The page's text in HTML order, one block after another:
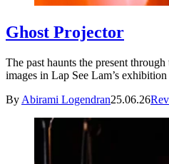
Ghost Projector
The past haunts the present
images in Lap See Lam’s
By Abirami Logendran25.06.26